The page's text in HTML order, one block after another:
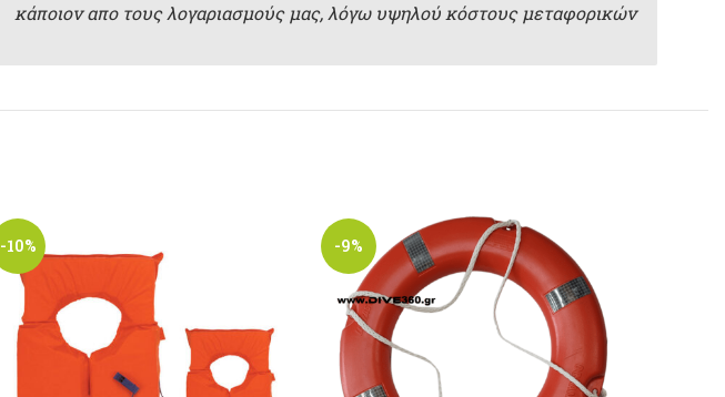
κάποιον απο τους λογαριασμούς μας, λόγω υψηλού κόστους μεταφορικών
-10% -9%